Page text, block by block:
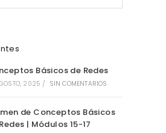
Básicos de Redes
2025 / SIN COMENTARIOS
de Conceptos Básicos
| Módulos 15-17